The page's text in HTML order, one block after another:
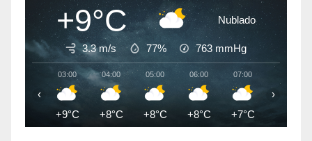
+9°C Nublado
3.3 m/s 77% 763 mmHg
03:00
+9°C
04:00
+8°C
05:00
+8°C
06:00
+8°C
07:00
+7°C +7°C
‹ ›